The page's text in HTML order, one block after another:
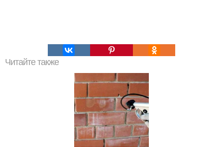
Читайте также